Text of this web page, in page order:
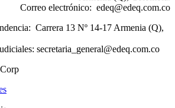
Correo electrónico: edeq@edeq.com.co
Carrera 13 Nº 14-17 Armenia (Q),
secretaria_general@edeq.com.co